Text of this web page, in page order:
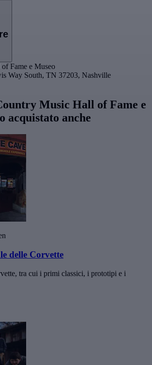
Fame e Museo
Way South, TN 37203, Nashville
Music Hall of Fame e
acquistato anche
delle Corvette
tra cui i primi classici, i prototipi e i